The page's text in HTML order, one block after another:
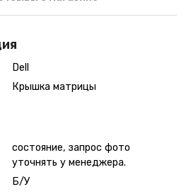
Dell
Крышка матрицы
состояние, запрос фото
уточнять у менеджера.
Б/У